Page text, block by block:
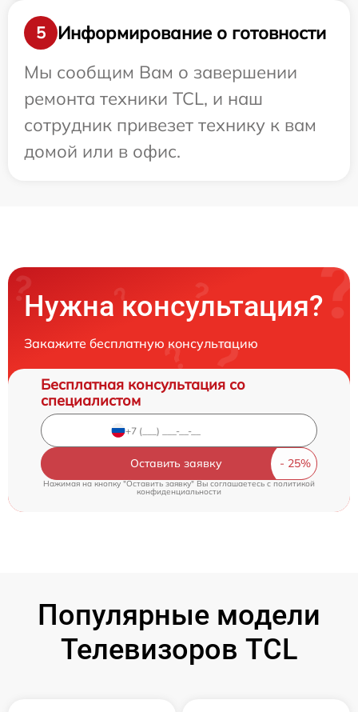
5
Информирование о готовности
Мы сообщим Вам о завершении
ремонта техники TCL, и наш
сотрудник привезет технику к вам
домой или в офис.
Нужна консультация?
Закажите бесплатную консультацию
Бесплатная консультация со
специалистом
Оставить заявку
Нажимая на кнопку "Оставить заявку" Вы соглашаетесь cполитикой
конфиденциальности
Популярные модели
Телевизоров TCL